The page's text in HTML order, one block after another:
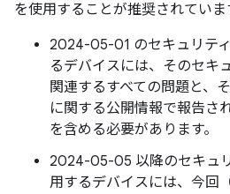
を使用することが推奨されていま
2024-05-01 のセキュリテ
るデバイスには、そのセキ
関連するすべての問題と、
に関する公開情報で報告さ
を含める必要があります。
2024-05-05 以降のセキュ
用するデバイスには、今回